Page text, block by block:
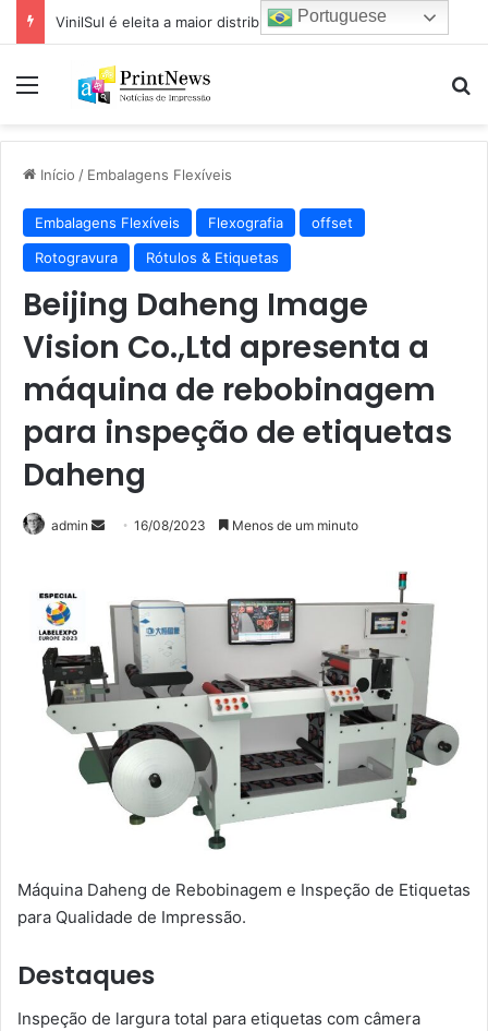
Menu
Início / Embalagens Flexíveis
Embalagens Flexíveis Flexografia
offset
Rotogravura
Rótulos & Etiquetas
Beijing Daheng Image
Vision Co.,Ltd apresenta a
máquina de rebobinagem
para inspeção de etiquetas
Daheng
admin
Mande
mail
16/08/2023 Menos de um minuto
Máquina Daheng de Rebobinagem e Inspeção de Etiquetas
para Qualidade de Impressão.
Destaques
Inspeção de largura total para etiquetas com câmera
Portuguese